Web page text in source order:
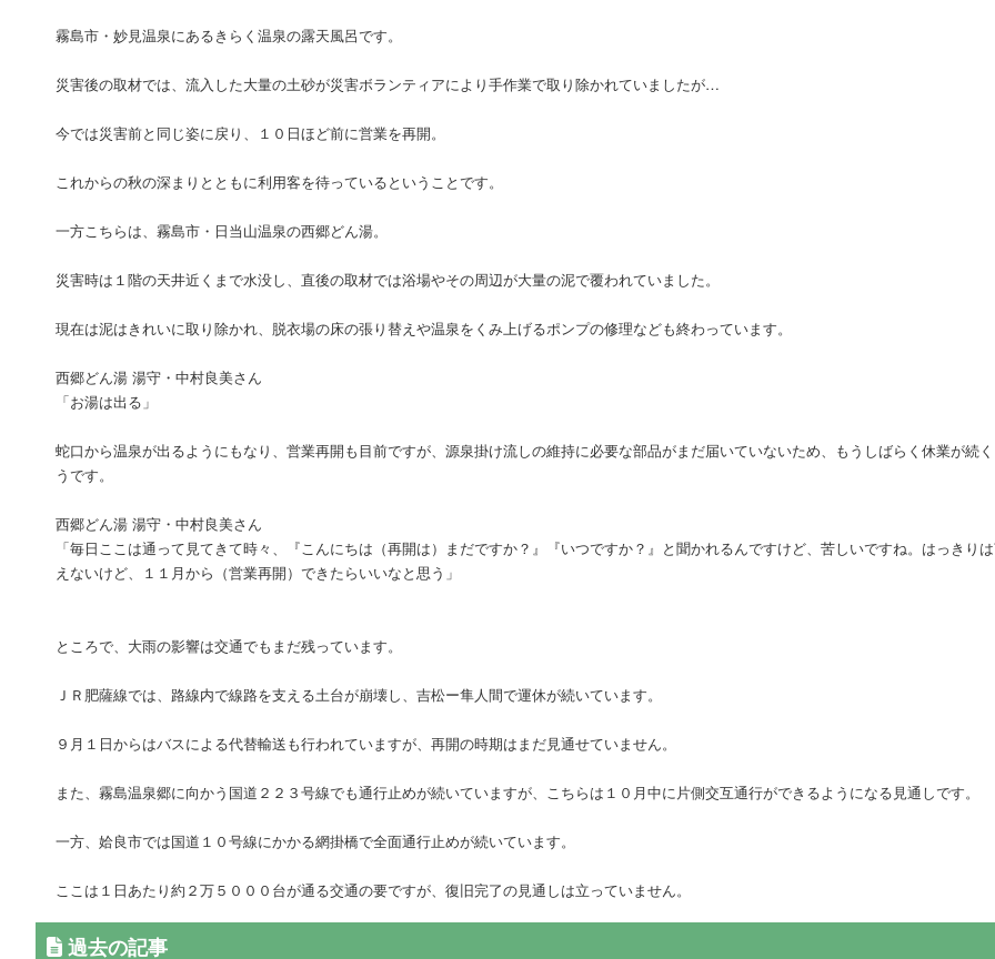
霧島市・妙見温泉にあるきらく温泉の露天風呂です。
災害後の取材では、流入した大量の土砂が災害ボランティアにより手作業で取り除かれていましたが…
今では災害前と同じ姿に戻り、１０日ほど前に営業を再開。
これからの秋の深まりとともに利用客を待っているということです。
一方こちらは、霧島市・日当山温泉の西郷どん湯。
災害時は１階の天井近くまで水没し、直後の取材では浴場やその周辺が大量の泥で覆われていました。
現在は泥はきれいに取り除かれ、脱衣場の床の張り替えや温泉をくみ上げるポンプの修理なども終わっています。
西郷どん湯 湯守・中村良美さん
「お湯は出る」
蛇口から温泉が出るようにもなり、営業再開も目前ですが、源泉掛け流しの維持に必要な部品がまだ届いていないため、もうしばらく休業が続
うです。
西郷どん湯 湯守・中村良美さん
「毎日ここは通って見てきて時々、『こんにちは（再開は）まだですか？』『いつですか？』と聞かれるんですけど、苦しいですね。はっきり
えないけど、１１月から（営業再開）できたらいいなと思う」
ところで、大雨の影響は交通でもまだ残っています。
ＪＲ肥薩線では、路線内で線路を支える土台が崩壊し、吉松ー隼人間で運休が続いています。
９月１日からはバスによる代替輸送も行われていますが、再開の時期はまだ見通せていません。
また、霧島温泉郷に向かう国道２２３号線でも通行止めが続いていますが、こちらは１０月中に片側交互通行ができるようになる見通しです。
一方、姶良市では国道１０号線にかかる網掛橋で全面通行止めが続いています。
ここは１日あたり約２万５０００台が通る交通の要ですが、復旧完了の見通しは立っていません。
過去の記事